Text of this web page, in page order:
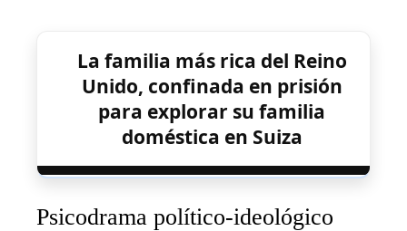
La familia más rica del Reino
Unido, confinada en prisión
para explorar su familia
doméstica en Suiza
Psicodrama político-ideológico